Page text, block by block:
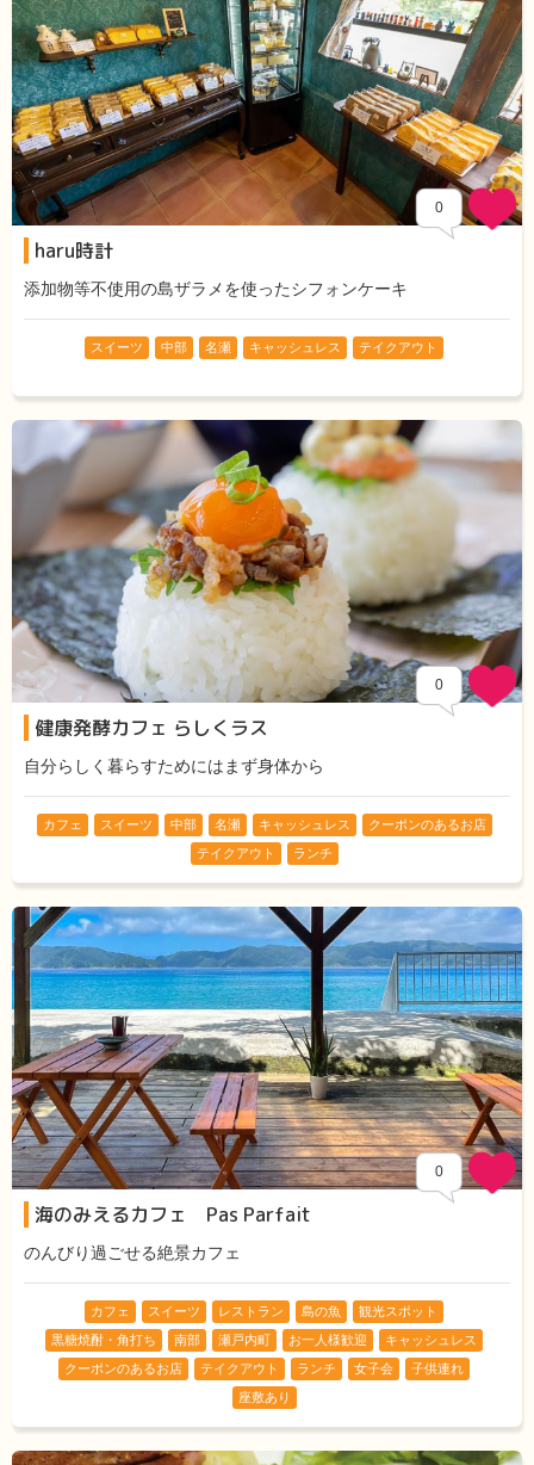
0
haru時計
添加物等不使用の島ザラメを使ったシフォンケーキ
スイーツ 中部 名瀬 キャッシュレス テイクアウト
0
健康発酵カフェ らしくラス
自分らしく暮らすためにはまず身体から
カフェ スイーツ 中部 名瀬 キャッシュレス
クーポンのあるお店
テイクアウト
ランチ
0
海のみえるカフェ Pas Parfait
のんびり過ごせる絶景カフェ
カフェ スイーツ レストラン 島の魚
観光スポット
黒糖焼酎・角打ち
南部 瀬戸内町 お一人様歓迎
キャッシュレス
クーポンのあるお店
テイクアウト ランチ 女子会
子供連れ
座敷あり